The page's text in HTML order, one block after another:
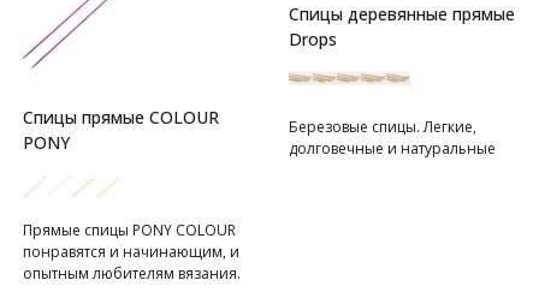
Спицы прямые COLOUR
PONY
Прямые спицы PONY COLOUR
понравятся и начинающим, и
опытным любителям вязания.
Спицы деревянные прямые
Drops
Березовые спицы. Легкие,
долговечные и натуральные